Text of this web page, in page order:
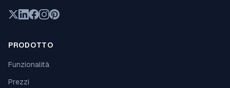
PRODOTTO
Funzionalità
Prezzi